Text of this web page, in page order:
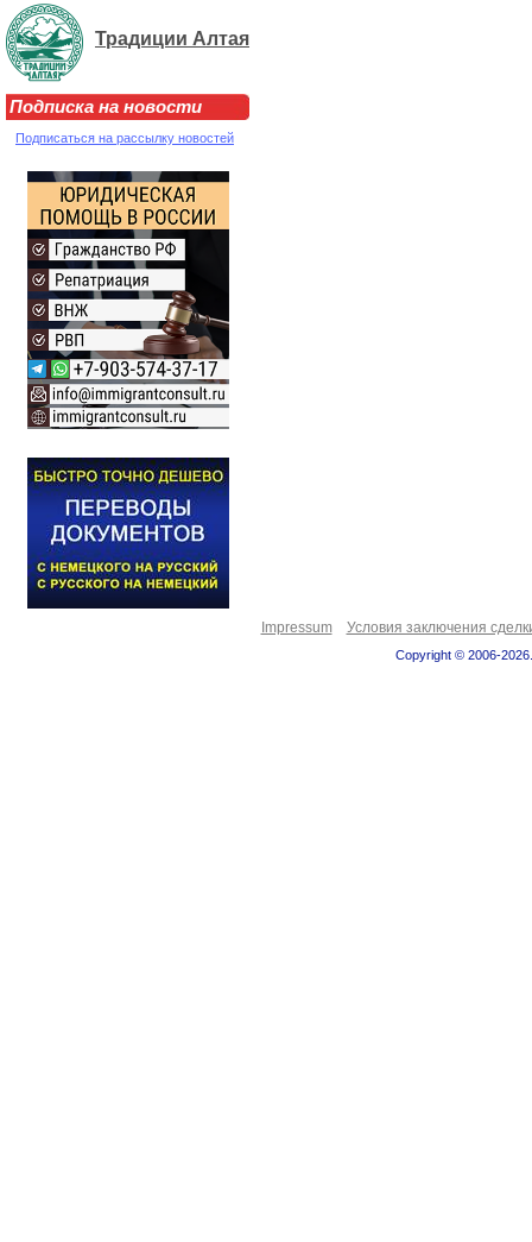
Традиции Алтая
Подписка на новости
Подписаться на рассылку новостей
Impressum Условия заключения
Copyright © 2006-